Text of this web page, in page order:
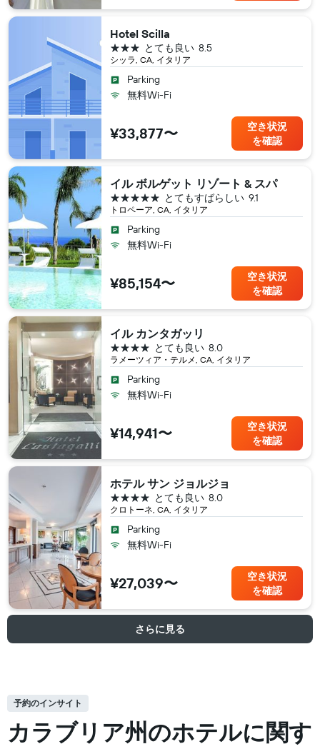
Hotel Scilla
シッラ, CA, イタリア
8.5
とても良い
3つ星
Parking
無料Wi-Fi
¥33,877〜
空き状況
を確認
イル ボルゲット リゾート & スパ
トロペーア, CA, イタリア
9.1
とてもすばらしい
5つ星
Parking
無料Wi-Fi
¥85,154〜
空き状況
を確認
イル カンタガッリ
ラメーツィア・テルメ, CA, イタリア
8.0
とても良い
4つ星
Parking
無料Wi-Fi
¥14,941〜
空き状況
を確認
ホテル サン ジョルジョ
クロトーネ, CA, イタリア
8.0
とても良い
4つ星
Parking
無料Wi-Fi
¥27,039〜
空き状況
を確認
さらに見る
予約のインサイト
カラブリア州の​ホテルに関す